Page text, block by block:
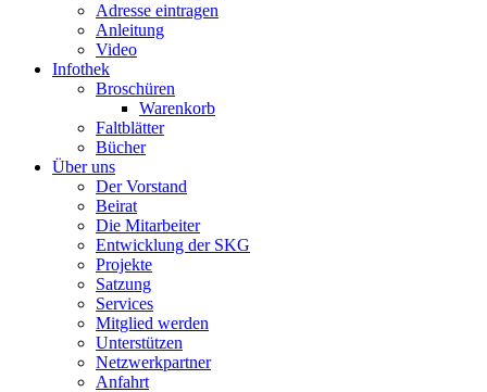
Adresse eintragen
Anleitung
Video
Infothek
Broschüren
Warenkorb
Faltblätter
Bücher
Über uns
Der Vorstand
Beirat
Die Mitarbeiter
Entwicklung der SKG
Projekte
Satzung
Services
Mitglied werden
Unterstützen
Netzwerkpartner
Anfahrt